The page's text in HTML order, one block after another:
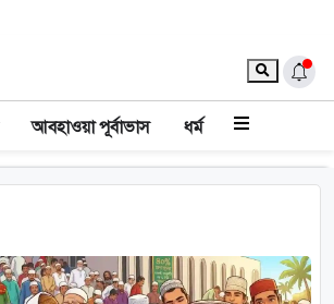
আবহাওয়া পূর্বাভাস ধর্ম